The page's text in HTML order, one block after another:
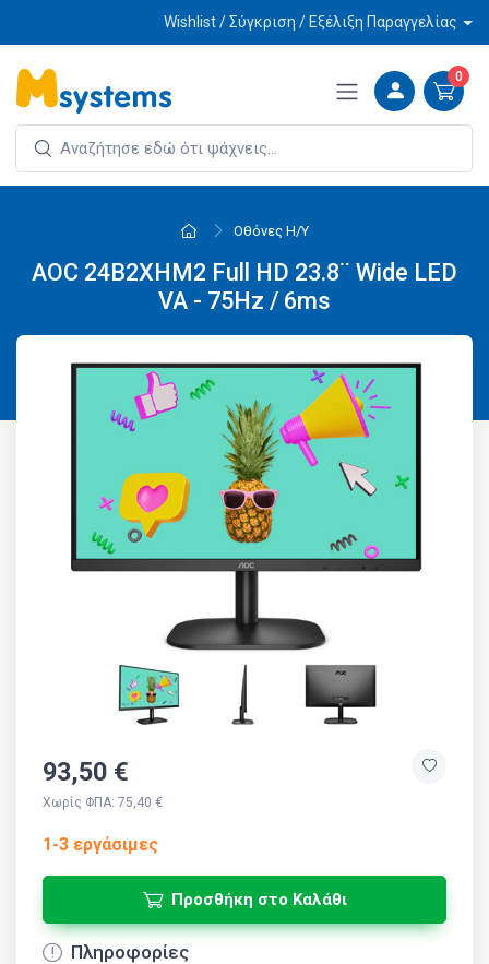
Wishlist / Σύγκριση / Εξέλιξη Παραγγελίας
0
Οθόνες Η/Υ
AOC 24B2XHM2 Full HD 23.8¨ Wide LED
VA - 75Hz / 6ms
93,50 €
Χωρίς ΦΠΑ: 75,40 €
1-3 εργάσιμες
Προσθήκη στο Καλάθι
Πληροφορίες